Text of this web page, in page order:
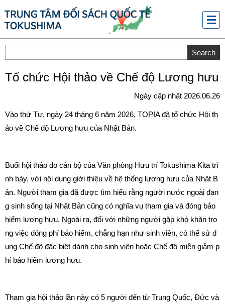
ュー
Tổ chức Hội thảo về Chế độ Lương hưu
Ngày cập nhật 2026.06.26
Vào thứ Tư, ngày 24 tháng 6 năm 2026, TOPIA đã tổ chức Hội th
ảo về Chế độ Lương hưu của Nhật Bản.
Buổi hội thảo do cán bộ của Văn phòng Hưu trí Tokushima Kita trì
nh bày, với nội dung giới thiệu về hệ thống lương hưu của Nhật B
ản. Người tham gia đã được tìm hiểu rằng người nước ngoài đan
g sinh sống tại Nhật Bản cũng có nghĩa vụ tham gia và đóng bảo
hiểm lương hưu. Ngoài ra, đối với những người gặp khó khăn tro
ng việc đóng phí bảo hiểm, chẳng hạn như sinh viên, có thể sử d
ụng Chế độ đặc biệt dành cho sinh viên hoặc Chế độ miễn giảm p
hí bảo hiểm lương hưu.
Tham gia hội thảo lần này có 5 người đến từ Trung Quốc, Đức và